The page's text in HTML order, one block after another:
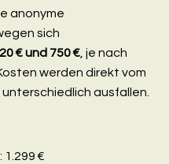
anonyme
sich
€ und 750 €, je nach
werden direkt vom
ausfallen.
€